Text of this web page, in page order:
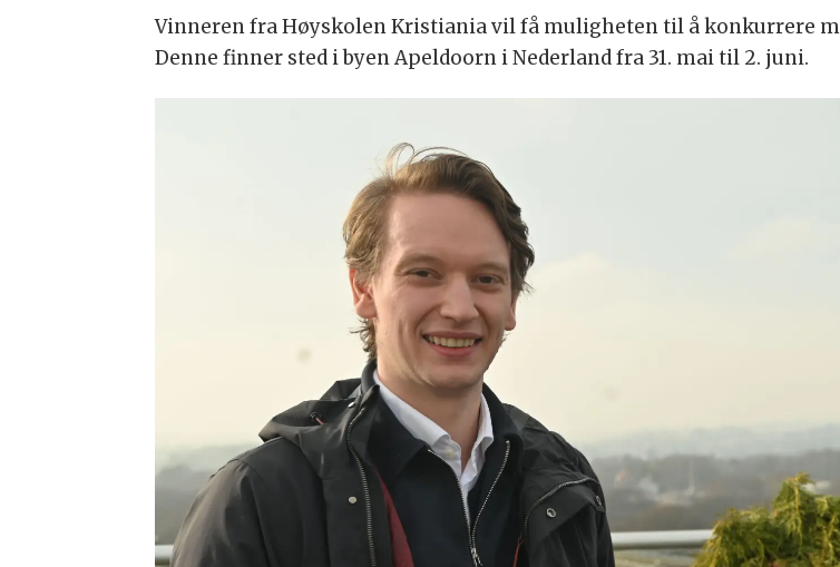
Vinneren fra Høyskolen Kristiania vil få muligheten til å konkurrere
Denne finner sted i byen Apeldoorn i Nederland fra 31. mai til 2. juni.